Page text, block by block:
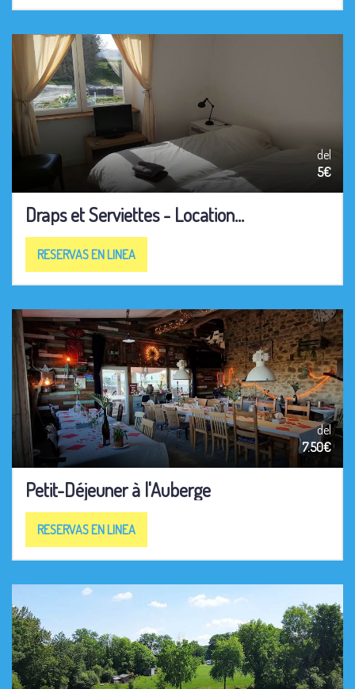
del
5€
Draps et Serviettes - Location...
RESERVAS EN LINEA
del
7.50€
Petit-Déjeuner à l'Auberge
RESERVAS EN LINEA